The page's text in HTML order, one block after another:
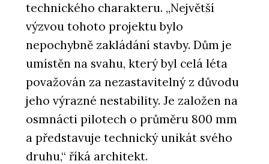
technického charakteru. „Největší
výzvou tohoto projektu bylo
nepochybně zakládání stavby. Dům je
umístěn na svahu, který byl celá léta
považován za nezastavitelný z důvodu
jeho výrazné nestability. Je založen na
osmnácti pilotech o průměru 800 mm
a představuje technický unikát svého
druhu,“ říká architekt.